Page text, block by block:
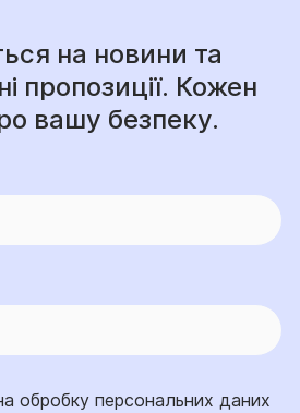
на новини та
пропозиції. Кожен
вашу безпеку.
обробку персональних даних